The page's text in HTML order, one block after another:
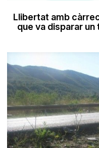
Llibertat amb
que va disparar